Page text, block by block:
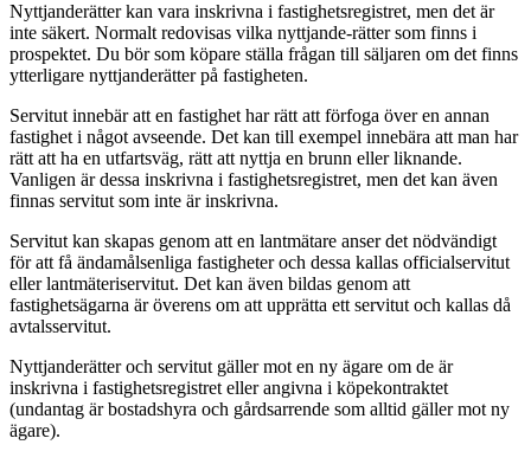
Nyttjanderätter kan vara inskrivna i fastighetsregistret, men det är
inte säkert. Normalt redovisas vilka nyttjande-rätter som finns i
prospektet. Du bör som köpare ställa frågan till säljaren om det finns
ytterligare nyttjanderätter på fastigheten.
Servitut innebär att en fastighet har rätt att förfoga över en annan
fastighet i något avseende. Det kan till exempel innebära att man har
rätt att ha en utfartsväg, rätt att nyttja en brunn eller liknande.
Vanligen är dessa inskrivna i fastighetsregistret, men det kan även
finnas servitut som inte är inskrivna.
Servitut kan skapas genom att en lantmätare anser det nödvändigt
för att få ändamålsenliga fastigheter och dessa kallas officialservitut
eller lantmäteriservitut. Det kan även bildas genom att
fastighetsägarna är överens om att upprätta ett servitut och kallas då
avtalsservitut.
Nyttjanderätter och servitut gäller mot en ny ägare om de är
inskrivna i fastighetsregistret eller angivna i köpekontraktet
(undantag är bostadshyra och gårdsarrende som alltid gäller mot ny
ägare).